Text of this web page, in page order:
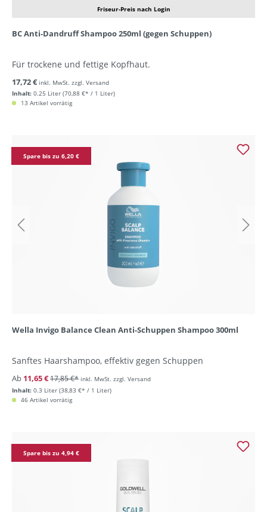
Friseur-Preis nach Login
BC Anti-Dandruff Shampoo 250ml (gegen Schuppen)
Für trockene und fettige Kopfhaut.
Inhalt: 0.25 Liter (70,88 €* / 1 Liter)
17,72 € inkl. MwSt. zzgl. Versand
13 Artikel vorrätig
Spare bis zu 6,20 €
Wella Invigo Balance Clean Anti-Schuppen Shampoo 300ml
Sanftes Haarshampoo, effektiv gegen Schuppen
Inhalt: 0.3 Liter (38,83 €* / 1 Liter)
Ab 11,65 €17,85 €* inkl. MwSt. zzgl. Versand
46 Artikel vorrätig
Spare bis zu 4,94 €